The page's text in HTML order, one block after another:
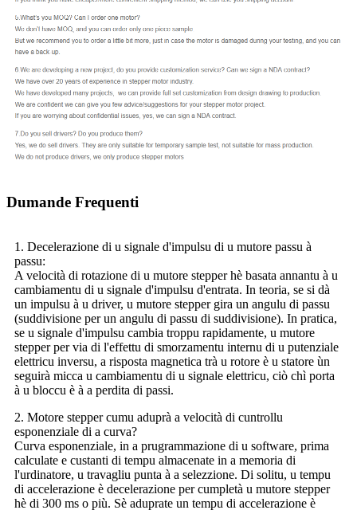
Dumande Frequenti
1. Decelerazione di u signale d'impulsu di u mutore passu à
passu:
A velocità di rotazione di u mutore stepper hè basata annantu à u
cambiamentu di u signale d'impulsu d'entrata. In teoria, se si dà
un impulsu à u driver, u mutore stepper gira un angulu di passu
(suddivisione per un angulu di passu di suddivisione). In pratica,
se u signale d'impulsu cambia troppu rapidamente, u mutore
stepper per via di l'effettu di smorzamentu internu di u putenziale
elettricu inversu, a risposta magnetica trà u rotore è u statore ùn
seguirà micca u cambiamentu di u signale elettricu, ciò chì porta
à u bloccu è à a perdita di passi.
2. Motore stepper cumu aduprà a velocità di cuntrollu
esponenziale di a curva?
Curva esponenziale, in a prugrammazione di u software, prima
calculate e custanti di tempu almacenate in a memoria di
l'urdinatore, u travagliu punta à a selezzione. Di solitu, u tempu
di accelerazione è decelerazione per cumpletà u mutore stepper
hè di 300 ms o più. Sè aduprate un tempu di accelerazione è